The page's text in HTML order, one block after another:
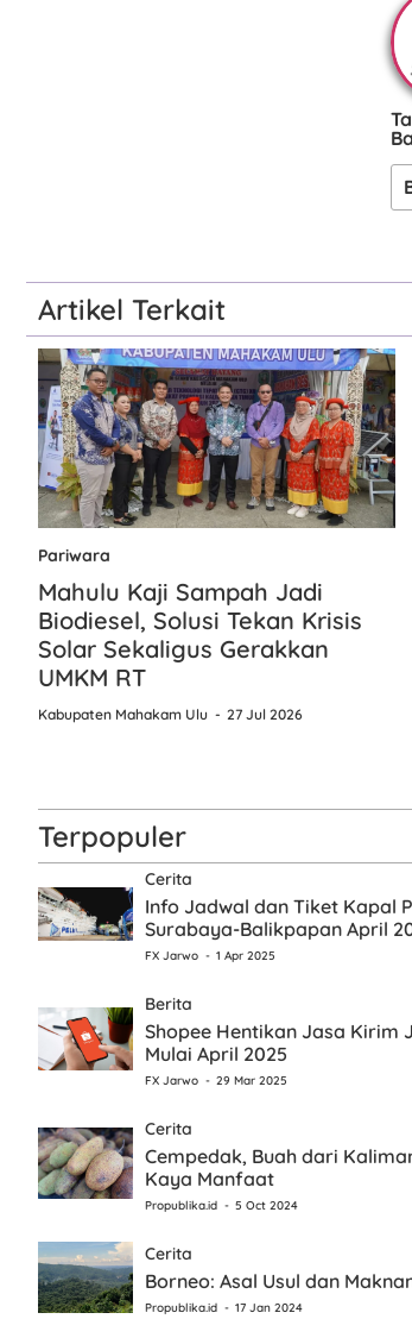
Artikel Terkait
Pariwara
Mahulu Kaji Sampah Jadi
Biodiesel, Solusi Tekan Krisis
Solar Sekaligus Gerakkan
UMKM RT
Kabupaten Mahakam Ulu 27 Jul 2026
Terpopuler
Cerita
Info Jadwal dan Tiket Kapal
Surabaya-Balikpapan April
FX Jarwo 1 Apr 2025
Berita
Shopee Hentikan Jasa Kirim
Mulai April 2025
FX Jarwo 29 Mar 2025
Cerita
Cempedak, Buah dari
Kaya Manfaat
Propublika.id 5 Oct 2024
Cerita
Borneo: Asal Usul dan
Propublika.id 17 Jan 2024